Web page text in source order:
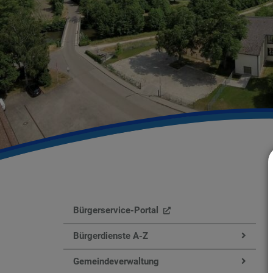
Bürgerservice-Portal
Bürgerdienste A-Z
Gemeindeverwaltung